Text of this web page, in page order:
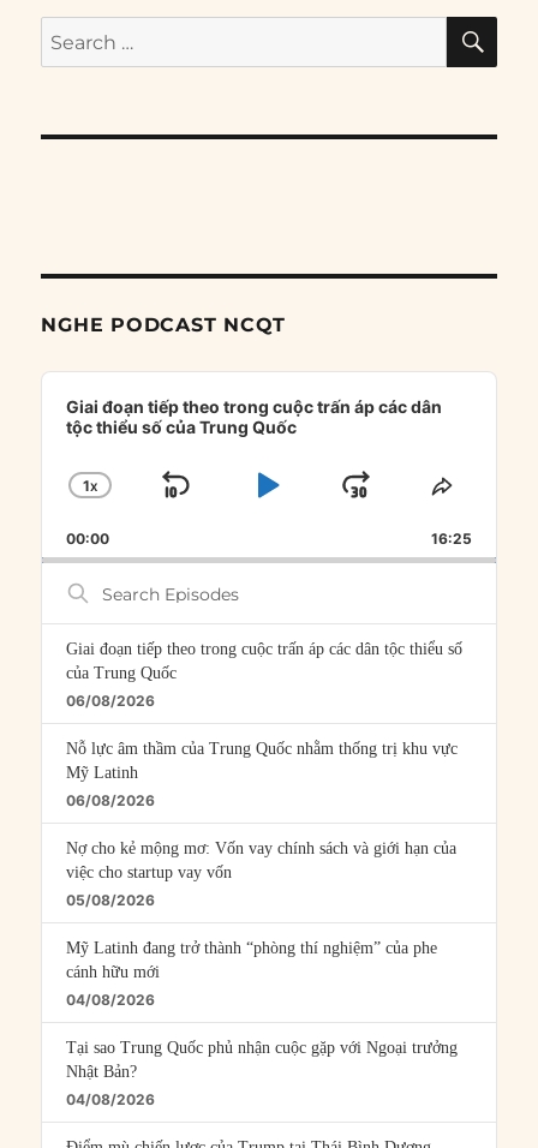
Search
for:
NGHE PODCAST NCQT
Audio
Player
Giai đoạn tiếp theo trong cuộc trấn áp các dân
tộc thiểu số của Trung Quốc
CHANGE
RATE
1X
SKIP
PLAYJUMP
FORWARD
SHARE
00:00 16:25
Search
Episodes
Giai đoạn tiếp theo trong cuộc trấn áp các dân tộc thiểu số
của Trung Quốc
06/08/2026
Nỗ lực âm thầm của Trung Quốc nhằm thống trị khu vực
Mỹ Latinh
06/08/2026
Nợ cho kẻ mộng mơ: Vốn vay chính sách và giới hạn của
việc cho startup vay vốn
05/08/2026
Mỹ Latinh đang trở thành “phòng thí nghiệm” của phe
cánh hữu mới
04/08/2026
Tại sao Trung Quốc phủ nhận cuộc gặp với Ngoại trưởng
Nhật Bản?
04/08/2026